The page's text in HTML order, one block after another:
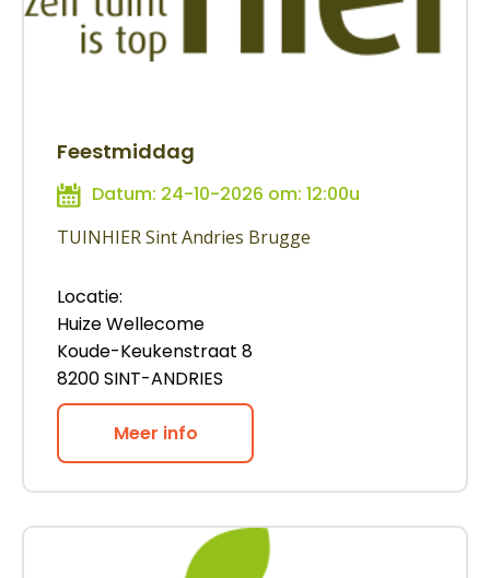
Feestmiddag
Datum: 24-10-2026 om: 12:00u
TUINHIER Sint Andries Brugge
Locatie:
Huize Wellecome
Koude-Keukenstraat 8
8200 SINT-ANDRIES
Meer info